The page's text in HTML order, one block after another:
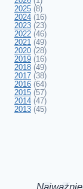
2025 (8)
2024 (16)
2023 (23)
2022 (46)
2021 (49)
2020 (28)
2019 (16)
2018 (49)
2017 (38)
2016 (64)
2015 (57)
2014 (47)
2013 (45)